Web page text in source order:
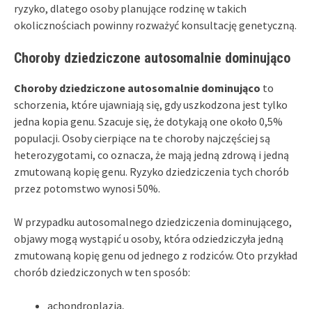
ryzyko, dlatego osoby planujące rodzinę w takich
okolicznościach powinny rozważyć konsultację genetyczną.
Choroby dziedziczone autosomalnie dominująco
Choroby dziedziczone autosomalnie dominująco to
schorzenia, które ujawniają się, gdy uszkodzona jest tylko
jedna kopia genu. Szacuje się, że dotykają one około 0,5%
populacji. Osoby cierpiące na te choroby najczęściej są
heterozygotami, co oznacza, że mają jedną zdrową i jedną
zmutowaną kopię genu. Ryzyko dziedziczenia tych chorób
przez potomstwo wynosi 50%.
W przypadku autosomalnego dziedziczenia dominującego,
objawy mogą wystąpić u osoby, która odziedziczyła jedną
zmutowaną kopię genu od jednego z rodziców. Oto przykład
chorób dziedziczonych w ten sposób:
achondroplazja,